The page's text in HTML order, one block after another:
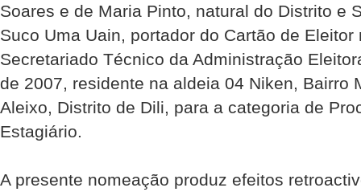
Soares e de Maria Pinto, natural do Distrito e
Suco Uma Uain, portador do Cartão de
Secretariado Técnico da Administração
de 2007, residente na aldeia 04 Niken, Bairro
Aleixo, Distrito de Dili, para a categoria de
Estagiário. 
A presente nomeação produz efeitos